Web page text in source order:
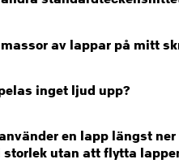
av lappar på mitt
inget ljud upp?
en lapp längst
storlek utan att flytta